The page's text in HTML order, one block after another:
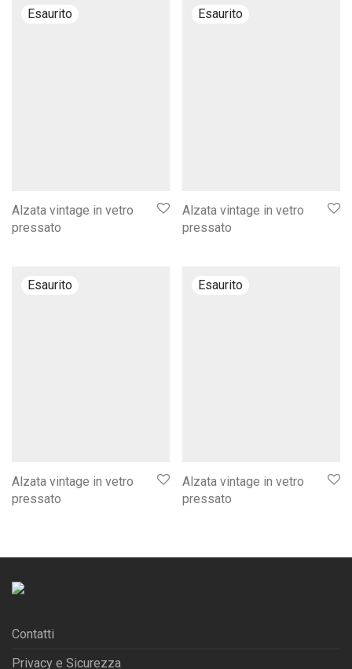
Alzata vintage in vetro
pressato
Alzata vintage in vetro
pressato
Alzata vintage in vetro
pressato
Alzata vintage in vetro
pressato
Contatti
Privacy e Sicurezza